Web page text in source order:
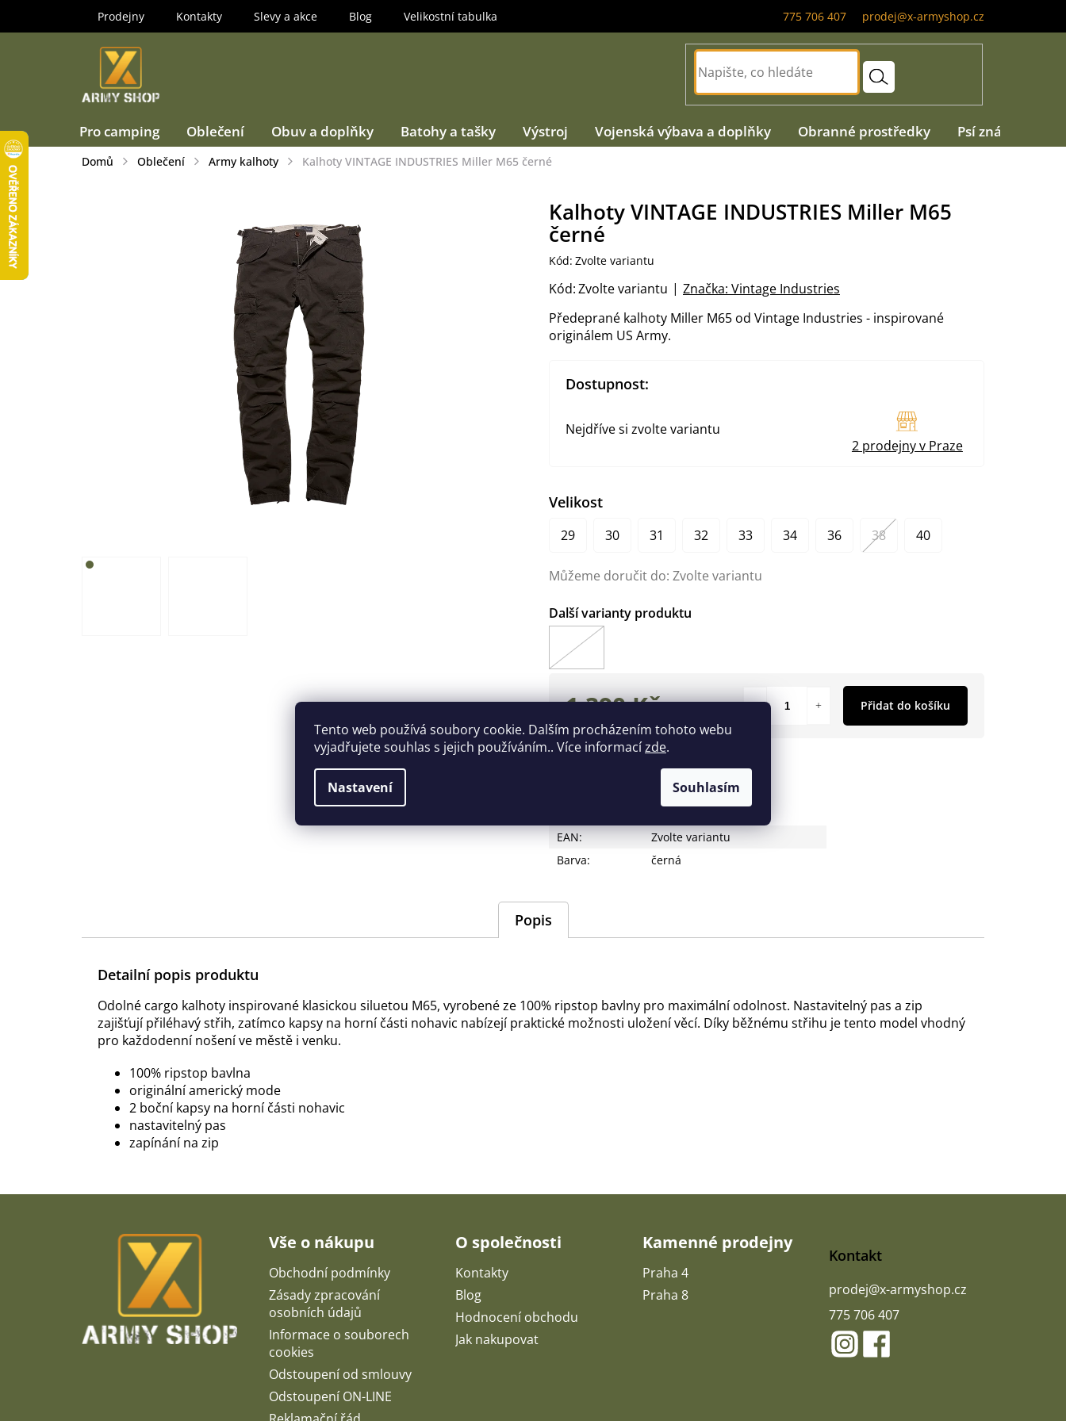
Tento web používá soubory cookie. Dalším procházením tohoto webu
vyjadřujete souhlas s jejich používáním.. Více informacízde.
Nastavení Souhlasím
775 706 407 prodej@x-armyshop.cz
Prodejny Kontakty Slevy a akce Blog Velikostní tabulka
Pro camping Oblečení Obuv a doplňky Batohy a tašky Výstroj Vojenská výbava a doplňky Obranné prostředky Psí známky
Domů Oblečení Army kalhoty Kalhoty VINTAGE INDUSTRIES Miller M65 černé
Velikost
29 30 31 32 33 34 36 38 40
Můžeme doručit do: Zvolte variantu
Předeprané kalhoty Miller M65 od Vintage Industries - inspirované
originálem US Army.
Hlídat
Doplňkové parametry
EAN:
Zvolte variantu
Barva: černá
Kalhoty VINTAGE INDUSTRIES Miller M65
černé
Kód: Zvolte variantu
Značka: Vintage Industries
Kód:Zvolte variantu
1 390 Kč
Měrná
cena:
Přidat do košíku
Dostupnost:
Nejdříve si zvolte variantu
2 prodejny v Praze
Popis
Detailní popis produktu
Odolné cargo kalhoty inspirované klasickou siluetou M65, vyrobené ze 100% ripstop bavlny pro maximální odolnost. Nastavitelný pas a zip
zajišťují přiléhavý střih, zatímco kapsy na horní části nohavic nabízejí praktické možnosti uložení věcí. Díky běžnému střihu je tento model vhodný
pro každodenní nošení ve městě i venku.
100% ripstop bavlna
originální americký mode
2 boční kapsy na horní části nohavic
nastavitelný pas
zapínání na zip
Vše o nákupu
Obchodní podmínky
Zásady zpracování
osobních údajů
Informace o souborech
cookies
Odstoupení od smlouvy
Odstoupení ON-LINE
O společnosti
Kontakty
Blog
Hodnocení obchodu
Jak nakupovat
Kamenné prodejny
Praha 4
Praha 8
Kontakt
prodej@x-armyshop.cz
775 706 407